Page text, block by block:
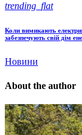
trending_flat
Коли вимикають
забезпечують свій дім
Новини
About the author